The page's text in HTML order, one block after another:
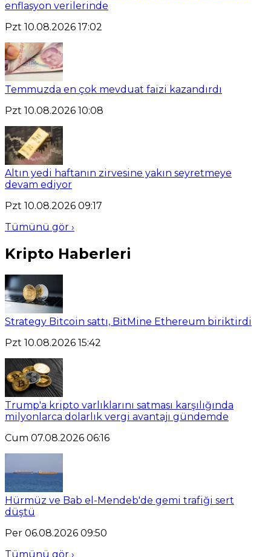
enflasyon verilerinde
Pzt 10.08.2026 17:02
Temmuzda en çok mevduat faizi kazandırdı
Pzt 10.08.2026 10:08
Altın yedi haftanın zirvesine yakın seyretmeye
devam ediyor
Pzt 10.08.2026 09:17
Tümünü gör ›
Kripto Haberleri
Strategy Bitcoin sattı, BitMine Ethereum biriktirdi
Pzt 10.08.2026 15:42
Trump'a kripto varlıklarını satması karşılığında
milyonlarca dolarlık vergi avantajı gündemde
Cum 07.08.2026 06:16
Hürmüz ve Bab el-Mendeb'de gemi trafiği sert
düştü
Per 06.08.2026 09:50
Tümünü gör ›